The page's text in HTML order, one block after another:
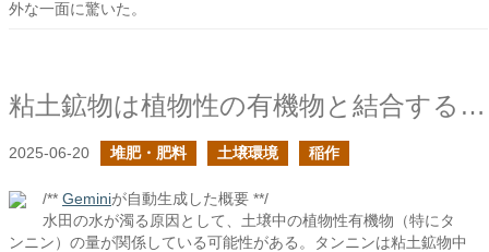
外な一面に驚いた。
粘土鉱物は植物性の有機物と結合する事でコロイド化し難くなるのか？
2025-06-20 堆肥・肥料 土壌環境 稲作
/** Geminiが自動生成した概要 **/
水田の水が濁る原因として、土壌中の植物性有機物（特にタ
ンニン）の量が関係している可能性がある。タンニンは粘土鉱物中